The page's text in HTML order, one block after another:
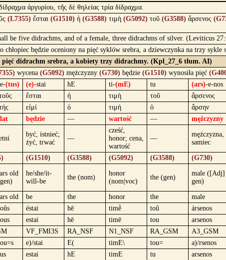
ἀργυρίου, τῆς δὲ θηλείας τρία δίδραχμα.
(L7355) ἔσται (G1510) ἡ (G3588) τιμὴ (G5092) τοῦ (G3588) ἄρσενος
be five didrachms, and of a female, three didrachms of silver. (Leviticus
będzie oceniony na pięć syklów srebra, a dziewczynka na trzy sykle
pięć didrachm srebra, a kobiety trzy didrachmy. (Kpl_27_6 tłum. AI)
wycena (G5092) mężczyzny (G730) będzie (G1510) wynosiła pięć
(tus) (e)-stai hE ti-(mE) tu (ars)-e-nos
ἔσται ἡ τιμὴ τοῦ ἄρσενος
εἰμί ὁ τιμή ὁ ἄρσην
będzie — wartość — mężczyzny
być, istnieć;
żyć, trwać
—
cześć,
honor; cena,
wartość
—
mężczyzna,
samiec
(G1510) (G3588) (G5092) (G3588) (G730)
old
he/she/it-
will-be
the (nom)
honor
(nom|voc)
the (gen)
male ([Adj]
gen)
old be the honor the male
éstai hē timḕ toû ársenos
estai hē timē tou arsenos
VF_FMI3S RA_NSF N1_NSF RA_GSM A3_GSM
e)/stai E( timE\ tou= a)/rsenos
estai hE timE tu arsenos